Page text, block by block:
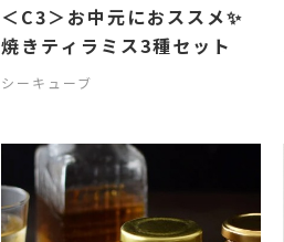
＜C3＞お中元におススメ✨
焼きティラミス3種セット
シーキューブ